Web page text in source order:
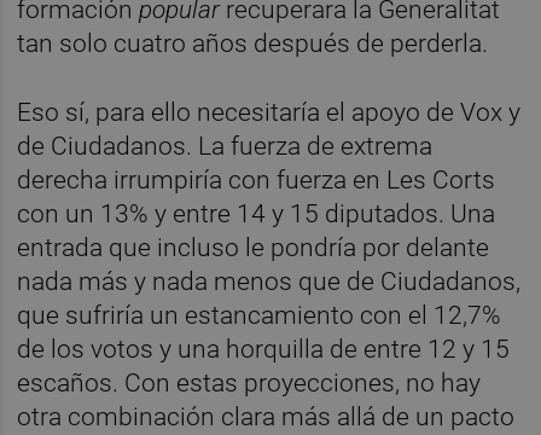
formaciónpopularrecuperara la Generalitat
tan solo cuatro años después de perderla.
Eso sí, para ello necesitaría el apoyo de Vox y
de Ciudadanos. La fuerza de extrema
derecha irrumpiría con fuerza en Les Corts
con un 13% y entre 14 y 15 diputados. Una
entrada que incluso le pondría por delante
nada más y nada menos que de Ciudadanos,
que sufriría un estancamiento con el 12,7%
de los votos y una horquilla de entre 12 y 15
escaños. Con estas proyecciones, no hay
otra combinación clara más allá de un pacto